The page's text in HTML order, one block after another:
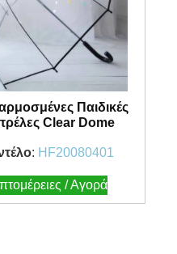
Παιδικές
Clear Dome
: HF20080401
/ Αγορά